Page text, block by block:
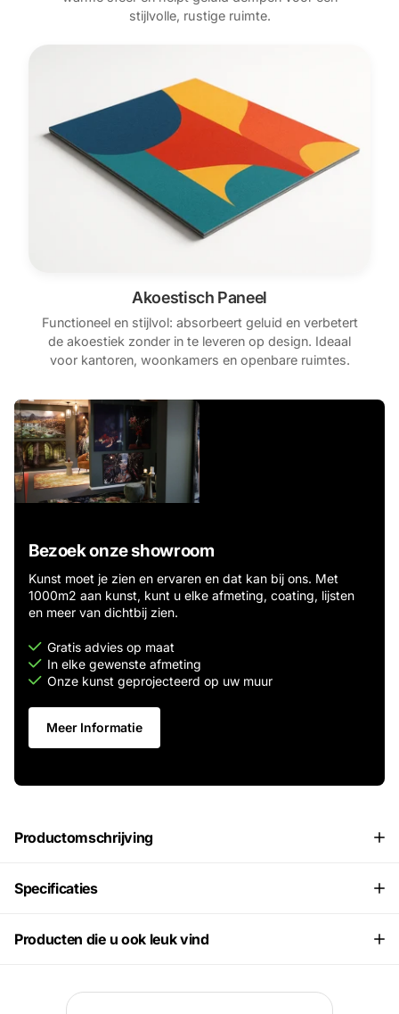
stijlvolle, rustige ruimte.
Akoestisch Paneel
Functioneel en stijlvol: absorbeert geluid en verbetert
de akoestiek zonder in te leveren op design. Ideaal
voor kantoren, woonkamers en openbare ruimtes.
Bezoek onze showroom
Kunst moet je zien en ervaren en dat kan bij ons. Met
1000m2 aan kunst, kunt u elke afmeting, coating, lijsten
en meer van dichtbij zien.
Gratis advies op maat
In elke gewenste afmeting
Onze kunst geprojecteerd op uw muur
Meer Informatie
Productomschrijving
Specificaties
Producten die u ook leuk vind